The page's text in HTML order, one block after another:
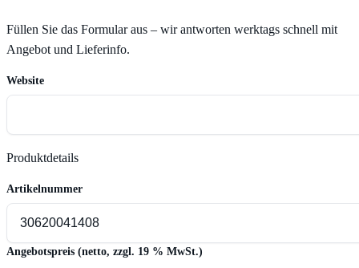
Füllen Sie das Formular aus – wir antworten werktags schnell mit
Angebot und Lieferinfo.
Website
Produktdetails
Artikelnummer
Angebotspreis (netto, zzgl. 19 % MwSt.)